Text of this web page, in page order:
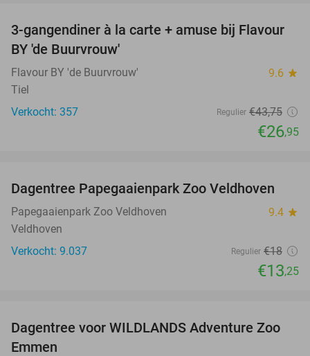
38%
3-gangendiner à la carte + amuse bij Flavour
BY 'de Buurvrouw'
Flavour BY 'de Buurvrouw' 9.6 star
Tiel
Verkocht: 357
Regulier €43,75
€26,95
26%
Dagentree Papegaaienpark Zoo Veldhoven
Papegaaienpark Zoo Veldhoven 9.4 star
Veldhoven
Verkocht: 9.037
Regulier €18
€13,25
24%
Dagentree voor WILDLANDS Adventure Zoo
Emmen